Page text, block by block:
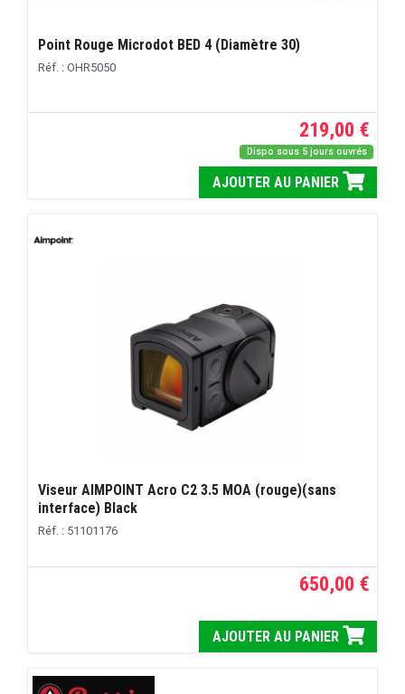
Point Rouge Microdot BED 4 (Diamètre 30)
Réf. : OHR5050
219,00 €
Dispo sous 5 jours ouvrés
AJOUTER AU PANIER
Viseur AIMPOINT Acro C2 3.5 MOA (rouge)(sans
interface) Black
Réf. : 51101176
650,00 €
AJOUTER AU PANIER